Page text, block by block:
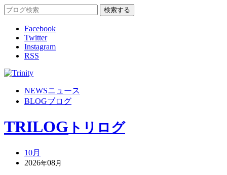
Facebook
Twitter
Instagram
RSS
NEWSニュース
BLOGブログ
TRILOG トリログ
10月
2026年08 月